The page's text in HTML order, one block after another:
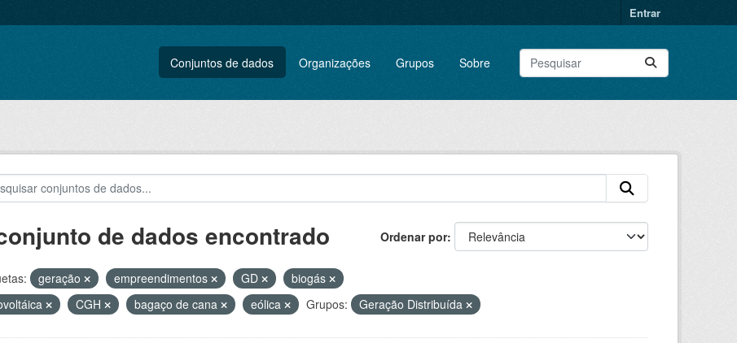
Entrar
Conjuntos de dados Organizações Grupos Sobre
Ordenar por
de dados encontrado
geração empreendimentos GD
biogás
CGH bagaço de cana eólica Grupos: Geração Distribuída